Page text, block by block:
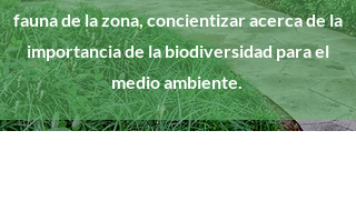
fauna de la zona, concientizar acerca de la
importancia de la biodiversidad para el
medio ambiente.